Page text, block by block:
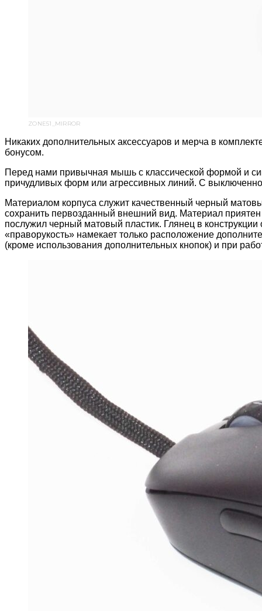
ZONE51_MIRROR
Никаких дополнительных аксессуаров и мерча в
бонусом.
Перед нами привычная мышь с классической формой и
причудливых форм или агрессивных линий. С
Материалом корпуса служит качественный черный
сохранить первозданный внешний вид. Материал
послужил черный матовый пластик. Глянец в
«праворукость» намекает только расположение
(кроме использования дополнительных кнопок) и при